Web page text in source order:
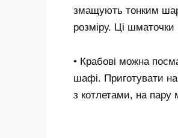
змащують тонким
розміру. Ці
• Крабові можна
шафі. Приготувати
з котлетами, на пару